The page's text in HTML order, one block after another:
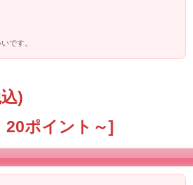
です。
)
ポイント～]